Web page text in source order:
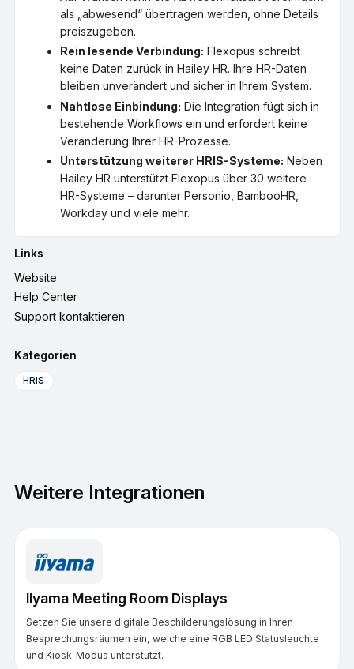
als „abwesend“ übertragen werden, ohne Details
preiszugeben.
Rein lesende Verbindung: Flexopus schreibt
keine Daten zurück in Hailey HR. Ihre HR-Daten
bleiben unverändert und sicher in Ihrem System.
Nahtlose Einbindung: Die Integration fügt sich in
bestehende Workflows ein und erfordert keine
Veränderung Ihrer HR-Prozesse.
Unterstützung weiterer HRIS-Systeme: Neben
Hailey HR unterstützt Flexopus über 30 weitere
HR-Systeme – darunter Personio, BambooHR,
Workday und viele mehr.
Links
Website
Help Center
Support kontaktieren
Kategorien
HRIS
Weitere Integrationen
IIyama Meeting Room Displays
Setzen Sie unsere digitale Beschilderungslösung in Ihren
Besprechungsräumen ein, welche eine RGB LED Statusleuchte
und Kiosk-Modus unterstützt.